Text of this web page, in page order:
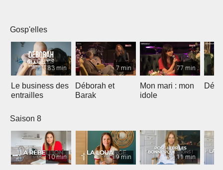
Gosp'elles
83 min
Le business des
entrailles
7 min
Déborah et
Barak
77 min
Mon mari : mon
idole
Saison 8
10 min 9 min 11 min